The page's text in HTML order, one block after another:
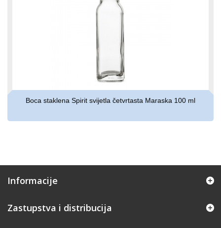
Boca staklena Spirit svijetla četvrtasta Maraska 100 ml
Informacije
Zastupstva i distribucija